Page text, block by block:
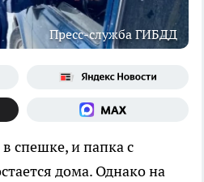
Пресс-служба ГИБДД
спешке, и папка с
дома. Однако на